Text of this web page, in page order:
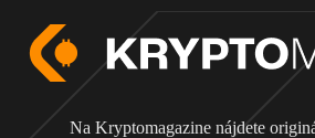
Na Kryptomagazine nájdete